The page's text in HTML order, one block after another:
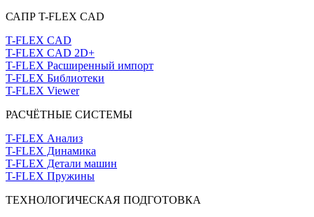
САПР T-FLEX CAD
T-FLEX CAD
T-FLEX CAD 2D+
T-FLEX Расширенный импорт
T-FLEX Библиотеки
T-FLEX Viewer
РАСЧЁТНЫЕ СИСТЕМЫ
T-FLEX Анализ
T-FLEX Динамика
T-FLEX Детали машин
T-FLEX Пружины
ТЕХНОЛОГИЧЕСКАЯ ПОДГОТОВКА